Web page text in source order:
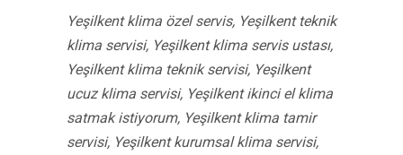
Yeşilkent klima özel servis, Yeşilkent teknik
klima servisi, Yeşilkent klima servis ustası,
Yeşilkent klima teknik servisi, Yeşilkent
ucuz klima servisi, Yeşilkent ikinci el klima
satmak istiyorum, Yeşilkent klima tamir
servisi, Yeşilkent kurumsal klima servisi,